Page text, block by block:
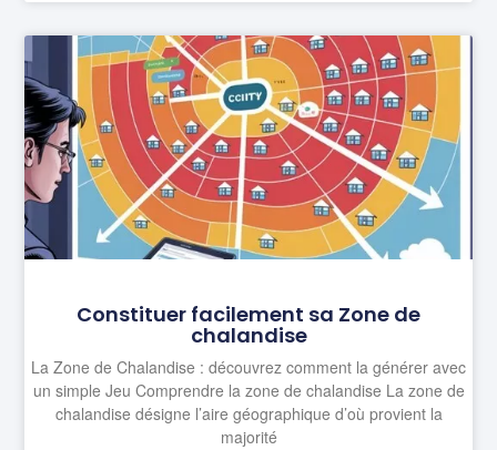
Constituer facilement sa Zone de
chalandise
La Zone de Chalandise : découvrez comment la générer avec
un simple Jeu Comprendre la zone de chalandise La zone de
chalandise désigne l’aire géographique d’où provient la
majorité